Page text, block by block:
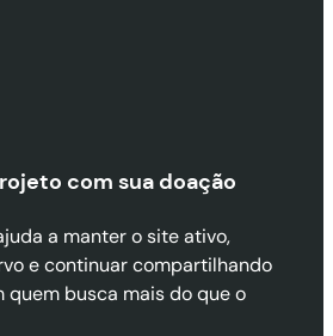
com sua doação
a manter o site ativo,
e continuar compartilhando
quem busca mais do que o